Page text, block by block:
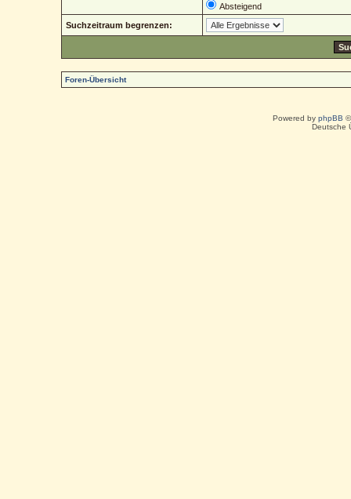
Absteigend
Suchzeitraum begrenzen:
Foren-Übersicht
Powered by phpBB
Deutsche